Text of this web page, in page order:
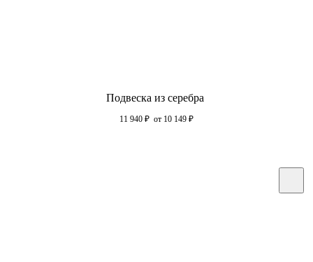
Подвеска из серебра
11 940 ₽ от 10 149 ₽